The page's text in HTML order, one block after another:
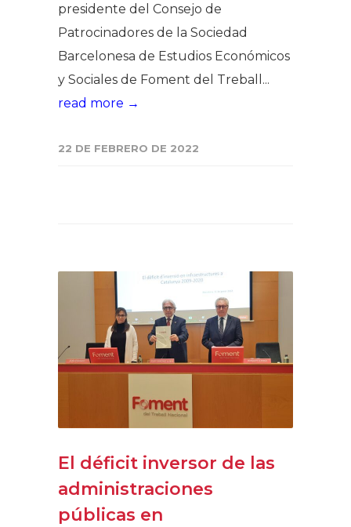
presidente del Consejo de
Patrocinadores de la Sociedad
Barcelonesa de Estudios Económicos
y Sociales de Foment del Treball...
read more →
22 DE FEBRERO DE 2022
El déficit inversor de las
administraciones
públicas en